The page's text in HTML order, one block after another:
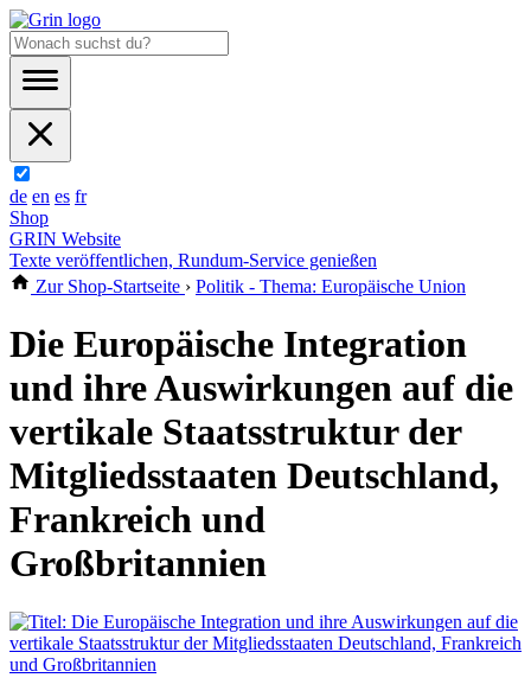
de en es fr
Shop
GRIN Website
Texte veröffentlichen, Rundum-Service genießen
Zur Shop-Startseite › Politik - Thema: Europäische Union
Die Europäische Integration
und ihre Auswirkungen auf die
vertikale Staatsstruktur der
Mitgliedsstaaten Deutschland,
Frankreich und
Großbritannien